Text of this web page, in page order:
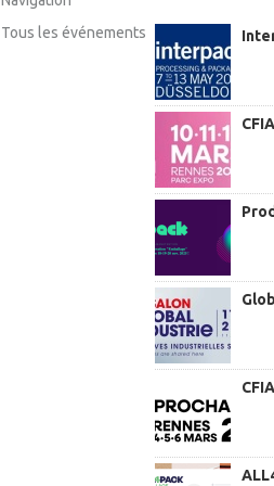
Tous les événements